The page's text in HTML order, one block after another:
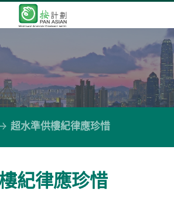
超水準供樓紀律應珍惜
紀律應珍惜